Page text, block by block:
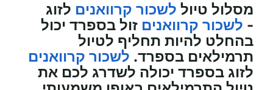
מסלול טיול לשכור קרוואנים לזוג
- לשכור קרוואנים זול בספרד יכול
בהחלט להיות תחליף לטיול
תרמילאים בספרד. לשכור קרוואנים
לזוג בספרד יכולה לשדרג לכם את